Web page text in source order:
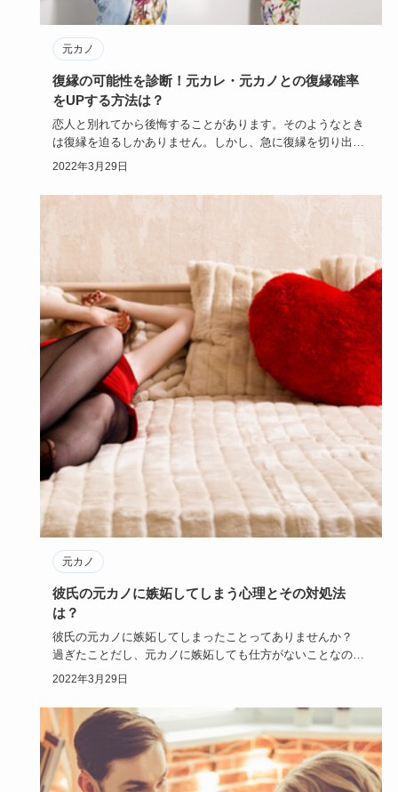
元カノ
復縁の可能性を診断！元カレ・元カノとの復縁確率
をUPする方法は？
恋人と別れてから後悔することがあります。そのようなとき
は復縁を迫るしかありません。しかし、急に復縁を切り出し
ても成功する可…
2022年3月29日
元カノ
彼氏の元カノに嫉妬してしまう心理とその対処法
は？
彼氏の元カノに嫉妬してしまったことってありませんか？
過ぎたことだし、元カノに嫉妬しても仕方がないことなの
に、何だか心が…
2022年3月29日